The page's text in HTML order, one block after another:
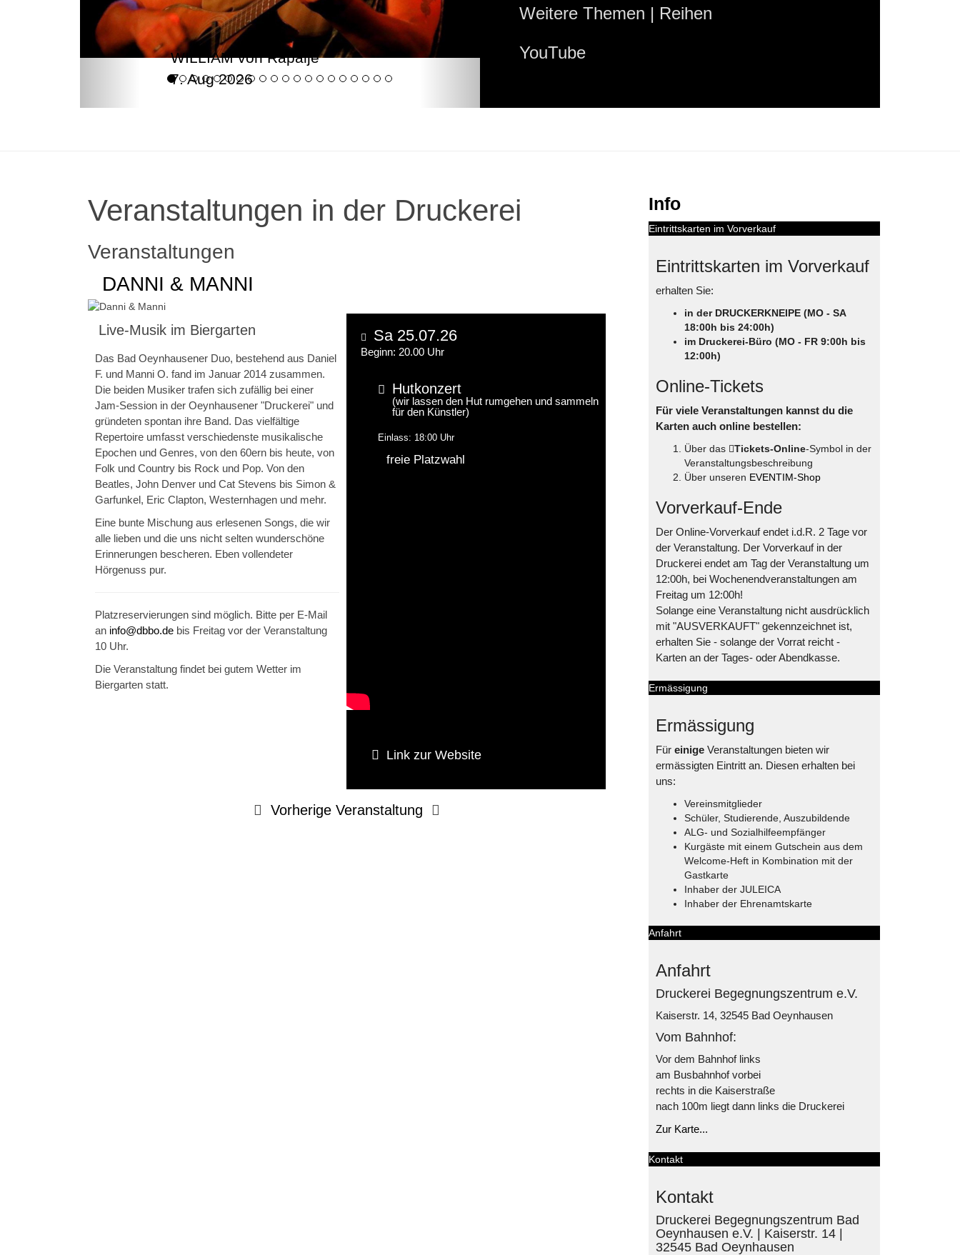
WILLIAM von Rapalje
7. Aug 2026
Weitere Themen | Reihen
YouTube
Veranstaltungen in der Druckerei
Veranstaltungen
DANNI & MANNI
Live-Musik im Biergarten
Das Bad Oeynhausener Duo, bestehend aus Daniel
F. und Manni O. fand im Januar 2014 zusammen.
Die beiden Musiker trafen sich zufällig bei einer
Jam-Session in der Oeynhausener "Druckerei" und
gründeten spontan ihre Band. Das vielfältige
Repertoire umfasst verschiedenste musikalische
Epochen und Genres, von den 60ern bis heute, von
Folk und Country bis Rock und Pop. Von den
Beatles, John Denver und Cat Stevens bis Simon &
Garfunkel, Eric Clapton, Westernhagen und mehr.
Eine bunte Mischung aus erlesenen Songs, die wir
alle lieben und die uns nicht selten wunderschöne
Erinnerungen bescheren. Eben vollendeter
Hörgenuss pur.
Platzreservierungen sind möglich. Bitte per E-Mail
an info@dbbo.de bis Freitag vor der Veranstaltung
10 Uhr.
Die Veranstaltung findet bei gutem Wetter im
Biergarten statt.
Sa 25.07.26
Beginn: 20.00 Uhr
Hutkonzert
(wir lassen den Hut rumgehen und sammeln
für den Künstler)
Einlass: 18:00 Uhr
freie Platzwahl
Link zur Website
Vorherige Veranstaltung
Info
Eintrittskarten im Vorverkauf
Eintrittskarten im Vorverkauf
erhalten Sie:
in der DRUCKERKNEIPE (MO - SA
18:00h bis 24:00h)
im Druckerei-Büro (MO - FR 9:00h bis
12:00h)
Online-Tickets
Für viele Veranstaltungen kannst du die
Karten auch online bestellen:
Über das Tickets-Online-Symbol in der
Veranstaltungsbeschreibung
Über unseren EVENTIM-Shop
Vorverkauf-Ende
Der Online-Vorverkauf endet i.d.R. 2 Tage vor
der Veranstaltung. Der Vorverkauf in der
Druckerei endet am Tag der Veranstaltung um
12:00h, bei Wochenendveranstaltungen am
Freitag um 12:00h!
Solange eine Veranstaltung nicht ausdrücklich
mit "AUSVERKAUFT" gekennzeichnet ist,
erhalten Sie - solange der Vorrat reicht -
Karten an der Tages- oder Abendkasse.
Ermässigung
Ermässigung
Für einigeVeranstaltungen bieten wir
ermässigten Eintritt an. Diesen erhalten bei
uns:
Vereinsmitglieder
Schüler, Studierende, Auszubildende
ALG- und Sozialhilfeempfänger
Kurgäste mit einem Gutschein aus dem
Welcome-Heft in Kombination mit der
Gastkarte
Inhaber der JULEICA
Inhaber der Ehrenamtskarte
Anfahrt
Anfahrt
Druckerei Begegnungszentrum e.V.
Kaiserstr. 14, 32545 Bad Oeynhausen
Vom Bahnhof:
Vor dem Bahnhof links
am Busbahnhof vorbei
rechts in die Kaiserstraße
nach 100m liegt dann links die Druckerei
Zur Karte...
Kontakt
Kontakt
Druckerei Begegnungszentrum Bad
Oeynhausen e.V. | Kaiserstr. 14 |
32545 Bad Oeynhausen